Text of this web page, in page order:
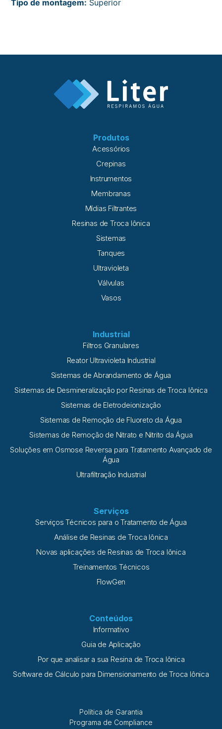
Tipo de montagem: Superior
Produtos
Acessórios
Crepinas
Instrumentos
Membranas
Mídias Filtrantes
Resinas de Troca Iônica
Sistemas
Tanques
Ultravioleta
Válvulas
Vasos
Industrial
Filtros Granulares
Reator Ultravioleta Industrial
Sistemas de Abrandamento de Água
Sistemas de Desmineralização por Resinas de Troca Iônica
Sistemas de Eletrodeionização
Sistemas de Remoção de Fluoreto da Água
Sistemas de Remoção de Nitrato e Nitrito da Água
Soluções em Osmose Reversa para Tratamento Avançado de
Água
Ultrafiltração Industrial
Serviços
Serviços Técnicos para o Tratamento de Água
Análise de Resinas de Troca Iônica
Novas aplicações de Resinas de Troca Iônica
Treinamentos Técnicos
FlowGen
Conteúdos
Informativo
Guia de Aplicação
Por que analisar a sua Resina de Troca Iônica
Software de Cálculo para Dimensionamento de Troca Iônica
Política de Garantia
Programa de Compliance